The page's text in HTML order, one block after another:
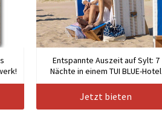
Entspannte Auszeit auf Sylt: 7
Nächte in einem TUI BLUE-Hotel
Jetzt bieten